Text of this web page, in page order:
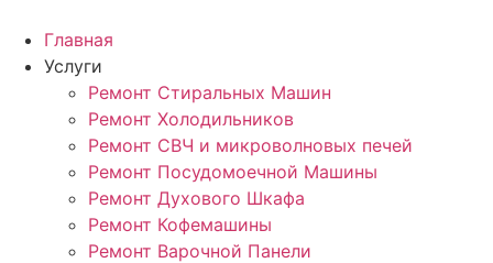
содержимому
Главная
Услуги
Ремонт Стиральных Машин
Ремонт Холодильников
Ремонт СВЧ и микроволновых печей
Ремонт Посудомоечной Машины
Ремонт Духового Шкафа
Ремонт Кофемашины
Ремонт Варочной Панели